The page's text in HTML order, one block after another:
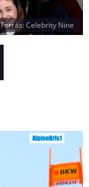
Forrás: Celebrity Nine